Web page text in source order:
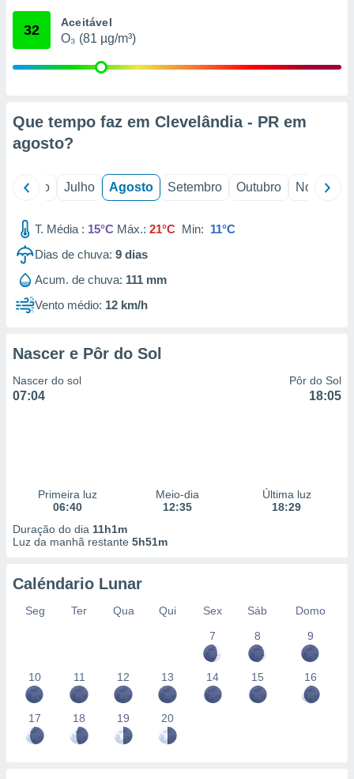
através
1199
32 Aceitável
O₃ (81 µg/m³)
Que tempo faz em Clevelândia - PR em
agosto?
Junho Julho Agosto Setembro Outubro Novembro
T. Média : 15°C Máx.: 21°C Min: 11°C
Dias de chuva: 9 dias
Acum. de chuva: 111 mm
Vento médio: 12 km/h
Nascer e Pôr do Sol
Nascer do sol
07:04
Pôr do Sol
18:05
Primeira luz
06:40
Meio-dia
12:35
Última luz
18:29
Duração do dia 11h1m
Luz da manhã restante 5h51m
Caléndario Lunar
Seg Ter Qua Qui Sex Sáb
Domo
7
8 9
10 11 12 13 14 15 16
17 18 19 20